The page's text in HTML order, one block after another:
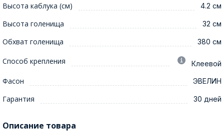
Высота каблука (см) 4.2 см
Высота голенища 32 см
Обхват голенища 380 см
Способ крепления Клеевой
Фасон ЭВЕЛИН
Гарантия 30 дней
Описание товара